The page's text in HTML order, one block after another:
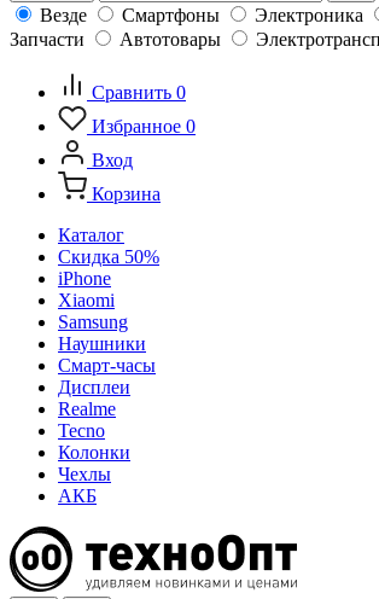
Везде Смартфоны Электроника
Запчасти
Автотовары
Сравнить 0
Избранное 0
Вход
Корзина
Каталог
Скидка 50%
iPhone
Xiaomi
Samsung
Наушники
Смарт-часы
Дисплеи
Realme
Tecno
Колонки
Чехлы
АКБ